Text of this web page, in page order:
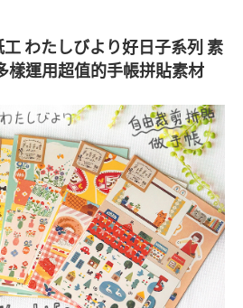
工 わたしびより好日子系列 素
樣運用超值的手帳拼貼素材